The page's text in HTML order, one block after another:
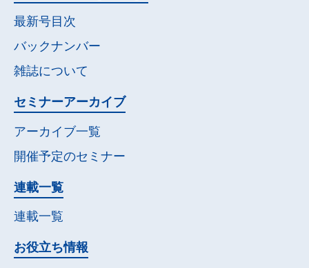
最新号目次
バックナンバー
雑誌について
セミナーアーカイブ
アーカイブ一覧
開催予定のセミナー
連載一覧
連載一覧
お役立ち情報